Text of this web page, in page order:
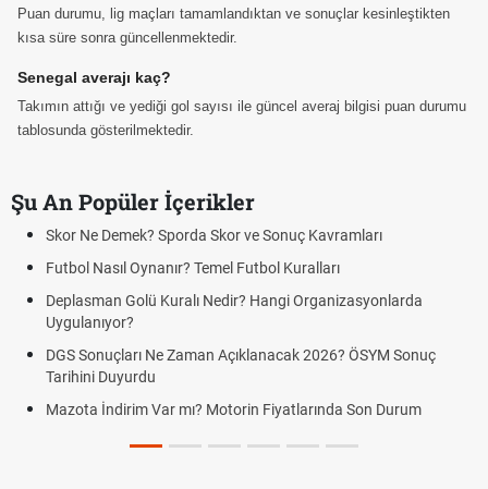
Puan durumu, lig maçları tamamlandıktan ve sonuçlar kesinleştikten
kısa süre sonra güncellenmektedir.
Senegal averajı kaç?
Takımın attığı ve yediği gol sayısı ile güncel averaj bilgisi puan durumu
tablosunda gösterilmektedir.
Şu An Popüler İçerikler
Skor Ne Demek? Sporda Skor ve Sonuç Kavramları
Futbol Nasıl Oynanır? Temel Futbol Kuralları
Deplasman Golü Kuralı Nedir? Hangi Organizasyonlarda
Uygulanıyor?
DGS Sonuçları Ne Zaman Açıklanacak 2026? ÖSYM Sonuç
Tarihini Duyurdu
Mazota İndirim Var mı? Motorin Fiyatlarında Son Durum